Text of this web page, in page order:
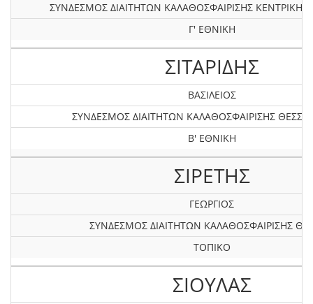
ΣΥΝΔΕΣΜΟΣ ΔΙΑΙΤΗΤΩΝ ΚΑΛΑΘΟΣΦΑΙΡΙΣΗΣ
Γ' ΕΘΝΙΚΗ
ΣΙΤΑΡΙΔΗΣ
ΒΑΣΙΛΕΙΟΣ
ΣΥΝΔΕΣΜΟΣ ΔΙΑΙΤΗΤΩΝ ΚΑΛΑΘΟΣΦΑΙΡΙΣΗΣ
Β' ΕΘΝΙΚΗ
ΣΙΡΕΤΗΣ
ΓΕΩΡΓΙΟΣ
ΣΥΝΔΕΣΜΟΣ ΔΙΑΙΤΗΤΩΝ ΚΑΛΑΘΟΣΦΑΙΡΙΣΗΣ
ΤΟΠΙΚΟ
ΣΙΟΥΛΑΣ